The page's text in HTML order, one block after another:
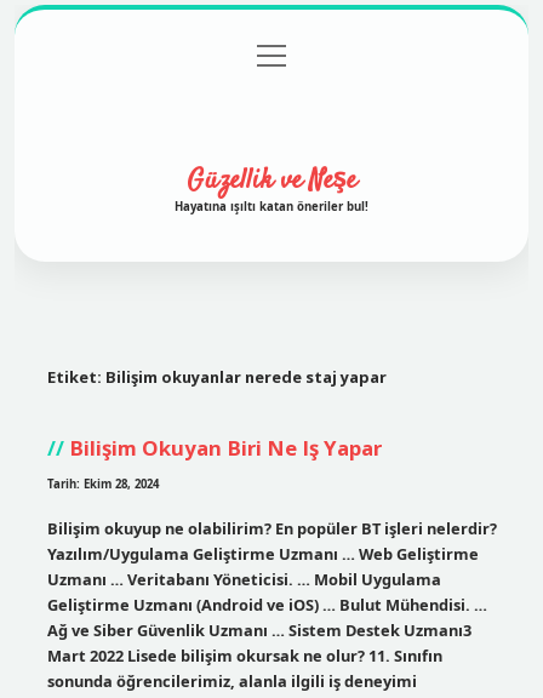
Gizlilik Politikası
menüyü
aç
Güzellik ve Neşe
Hayatına ışıltı katan öneriler bul!
Etiket: Bilişim okuyanlar nerede staj yapar
Bilişim Okuyan Biri Ne Iş Yapar
Tarih: Ekim 28, 2024
Bilişim okuyup ne olabilirim? En popüler BT işleri nelerdir?
Yazılım/Uygulama Geliştirme Uzmanı … Web Geliştirme
Uzmanı … Veritabanı Yöneticisi. … Mobil Uygulama
Geliştirme Uzmanı (Android ve iOS) … Bulut Mühendisi. …
Ağ ve Siber Güvenlik Uzmanı … Sistem Destek Uzmanı3
Mart 2022 Lisede bilişim okursak ne olur? 11. Sınıfın
sonunda öğrencilerimiz, alanla ilgili iş deneyimi